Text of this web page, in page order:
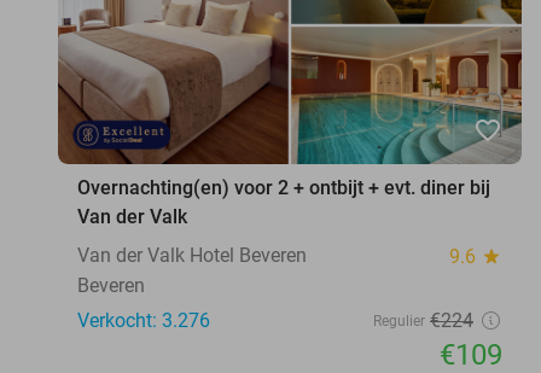
favorite_border
Overnachting(en) voor 2 + ontbijt + evt. diner bij
Van der Valk
Van der Valk Hotel Beveren
9.6 star
Beveren
Verkocht: 3.276
Regulier €224
€109